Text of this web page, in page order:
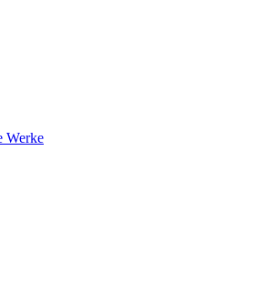
Werke